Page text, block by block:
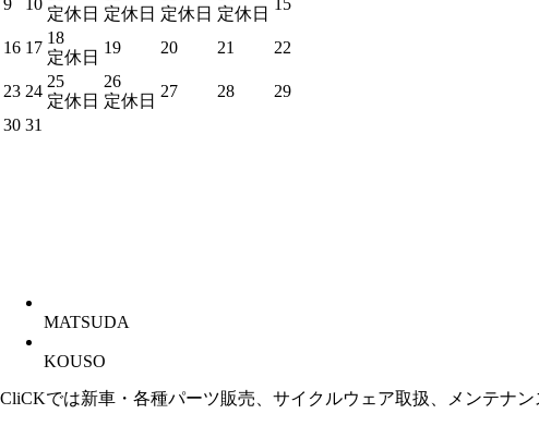
定休日 定休日 定休日 定休日
16 17
18
定休日
19 20 21 22
23 24
25
定休日
26
定休日
27 28
29
30 31
MATSUDA
KOUSO
CliCKでは新車・各種パーツ販売、サイクルウェア取扱、メンテナ